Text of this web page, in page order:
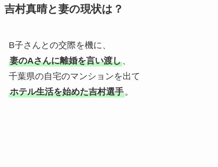
吉村真晴と妻の現状は？
B子さんとの交際を機に、
妻のAさんに離婚を言い渡し、
千葉県の自宅のマンションを出て
ホテル生活を始めた吉村選手。